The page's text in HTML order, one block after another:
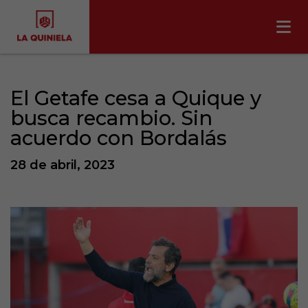
El Getafe cesa a Quique y
busca recambio. Sin
acuerdo con Bordalás
28 de abril, 2023